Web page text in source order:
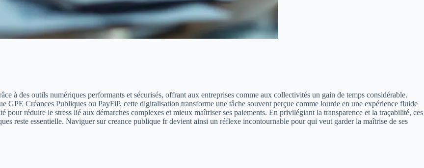
à des outils numériques performants et sécurisés, offrant aux entreprises comme aux collectivités un gain de temps considérable.
Créances Publiques ou PayFiP, cette digitalisation transforme une tâche souvent perçue comme lourde en une expérience fluide
pour réduire le stress lié aux démarches complexes et mieux maîtriser ses paiements. En privilégiant la transparence et la traçabilité, ces
reste essentielle. Naviguer sur creance publique fr devient ainsi un réflexe incontournable pour qui veut garder la maîtrise de ses